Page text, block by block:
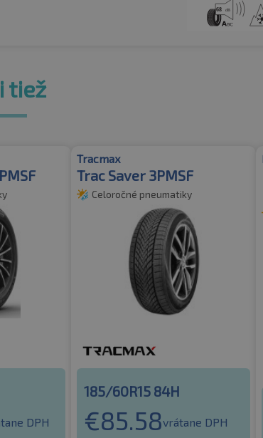
tiež
DPH
Tracmax
Trac Saver 3PMSF
Celoročné pneumatiky
185/60R15 84H
€85.58vrátane DPH